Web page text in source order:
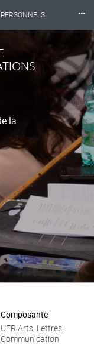
PERSONNELS
BIBLIOTHÈQUES
⸱⸱⸱
la
Composante
UFR Arts, Lettres,
Communication